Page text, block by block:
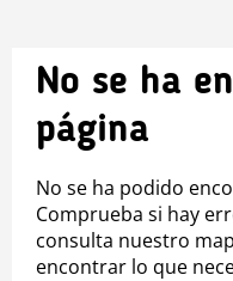
No se ha
página
No se ha podido
Comprueba si hay
consulta nuestro
encontrar lo que